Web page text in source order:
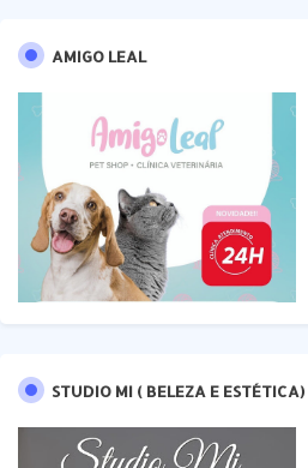
AMIGO LEAL
STUDIO MI ( BELEZA E ESTÉTICA)